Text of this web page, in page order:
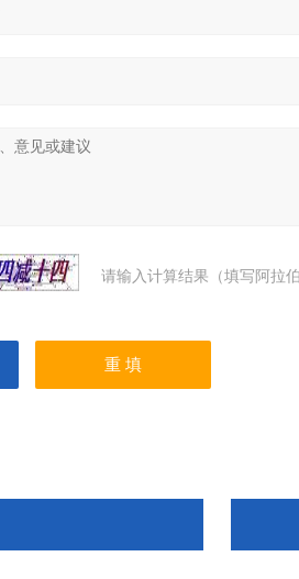
请输入计算结果（填写阿拉